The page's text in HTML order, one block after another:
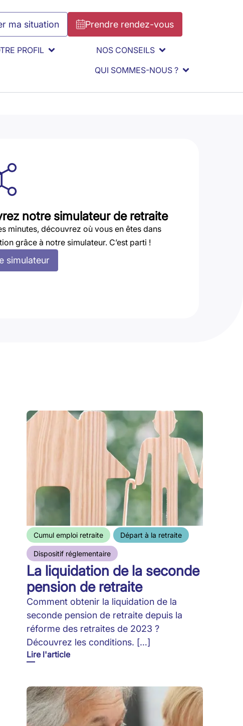
ma situation Prendre rendez-vous
PROFIL
NOS CONSEILS
QUI SOMMES-NOUS ?
notre simulateur de retraite
minutes, découvrez où vous en êtes dans
grâce à notre simulateur. C’est parti !
simulateur
Cumul emploi retraite Départ à la retraite
Dispositif réglementaire
La liquidation de la seconde
pension de retraite
Comment obtenir la liquidation de la
seconde pension de retraite depuis la
réforme des retraites de 2023 ?
Découvrez les conditions. […]
Lire l'article